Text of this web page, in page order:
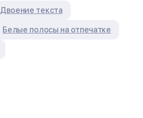
Двоение текста
Белые полосы на отпечатке